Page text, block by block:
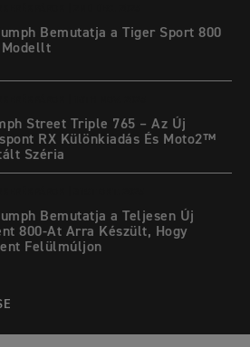
Bemutatja a Tiger Sport 800
Modellt
Street Triple 765 – Az Új
RX Különkiadás És Moto2™
Széria
Bemutatja a Teljesen Új
800-At Arra Készült, Hogy
Felülmúljon